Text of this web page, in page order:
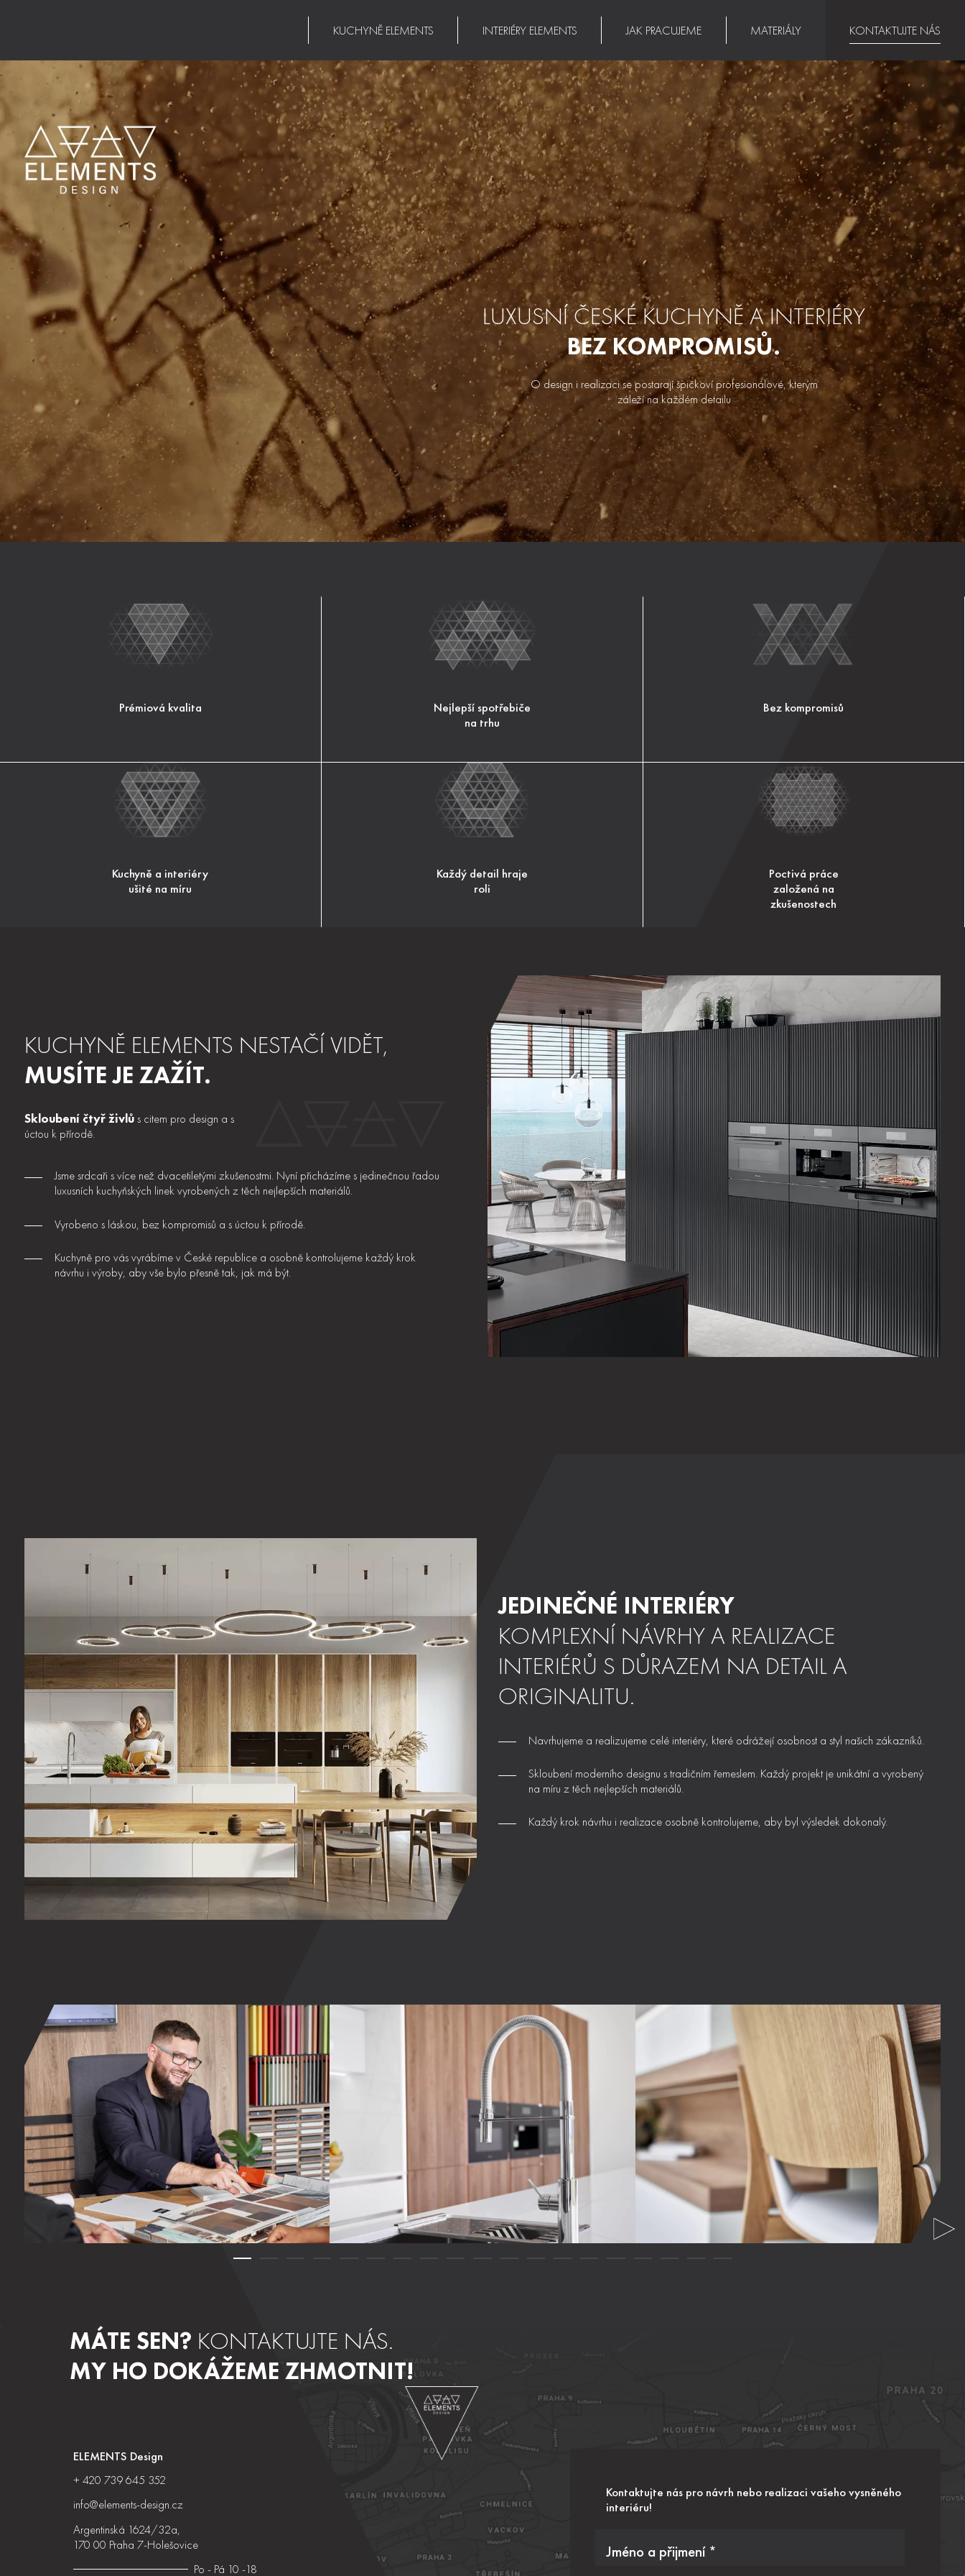
KUCHYNĚ ELEMENTS INTERIÉRY ELEMENTS JAK PRACUJEME MATERIÁLY KONTAKTUJTE NÁS
LUXUSNÍ ČESKÉ KUCHYNĚ A INTERIÉRY
BEZ KOMPROMISŮ.
O design i realizaci se postarají špičkoví profesionálové, kterým
záleží na každém detailu
Prémiová kvalita
Nejlepší spotřebiče
na trhu
Bez kompromisů
Kuchyně a interiéry
ušité na míru
Každý detail hraje
roli
Poctivá práce
založená na
zkušenostech
KUCHYNĚ ELEMENTS NESTAČÍ VIDĚT,
MUSÍTE JE ZAŽÍT.
Skloubení čtyř živlůs citem pro design a s
úctou k přírodě.
Jsme srdcaři s více než dvacetiletými zkušenostmi. Nyní přicházíme s jedinečnou řadou
luxusních kuchyňských linek vyrobených z těch nejlepších materiálů.
Vyrobeno s láskou, bez kompromisů a s úctou k přírodě.
Kuchyně pro vás vyrábíme v České republice a osobně kontrolujeme každý krok
návrhu i výroby, aby vše bylo přesně tak, jak má být.
JEDINEČNÉ INTERIÉRY
KOMPLEXNÍ NÁVRHY A REALIZACE
INTERIÉRŮ S DŮRAZEM NA DETAIL A
ORIGINALITU.
Navrhujeme a realizujeme celé interiéry, které odrážejí osobnost a styl našich zákazníků.
Skloubení moderního designu s tradičním řemeslem. Každý projekt je unikátní a vyrobený
na míru z těch nejlepších materiálů.
Každý krok návrhu i realizace osobně kontrolujeme, aby byl výsledek dokonalý.
MÁTE SEN? KONTAKTUJTE NÁS.
MY HO DOKÁŽEME ZHMOTNIT!
ELEMENTS Design
+ 420 739 645 352
info@elements-design.cz
Argentinská 1624/32a,
170 00 Praha 7-Holešovice
Po - Pá 10 -18
Kontaktujte nás pro návrh nebo realizaci vašeho vysněného
interiéru!
Jméno a přijmení *